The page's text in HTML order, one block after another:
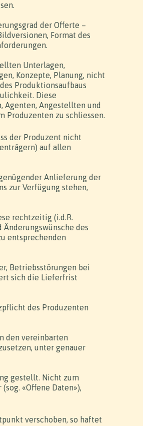
der Offerte –
Format des
Unterlagen,
Konzepte, Planung, nicht
Produktionsaufbaus
Diese
Angestellten und
Produzenten zu schliessen.
der Produzent nicht
auf allen
Anlieferung der
zur Verfügung stehen,
rechtzeitig (i.d.R.
des
entsprechenden
Betriebsstörungen bei
sich die Lieferfrist
des Produzenten
den vereinbarten
unter genauer
gestellt. Nicht zum
«Offene Daten»),
verschoben, so haftet